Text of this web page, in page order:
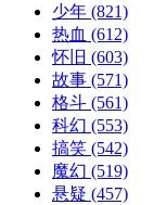
少年 (821)
热血 (612)
怀旧 (603)
故事 (571)
格斗 (561)
科幻 (553)
搞笑 (542)
魔幻 (519)
悬疑 (457)